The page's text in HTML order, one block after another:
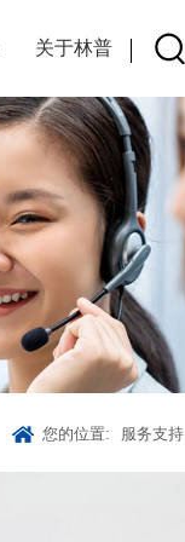
关于林普
您的位置: 服务支持